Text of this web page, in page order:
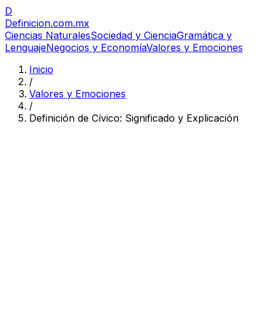
D
Definicion.com.mx
Ciencias NaturalesSociedad y CienciaGramática y
LenguajeNegocios y EconomíaValores y Emociones
Inicio
/
Valores y Emociones
/
Definición de Cívico: Significado y Explicación